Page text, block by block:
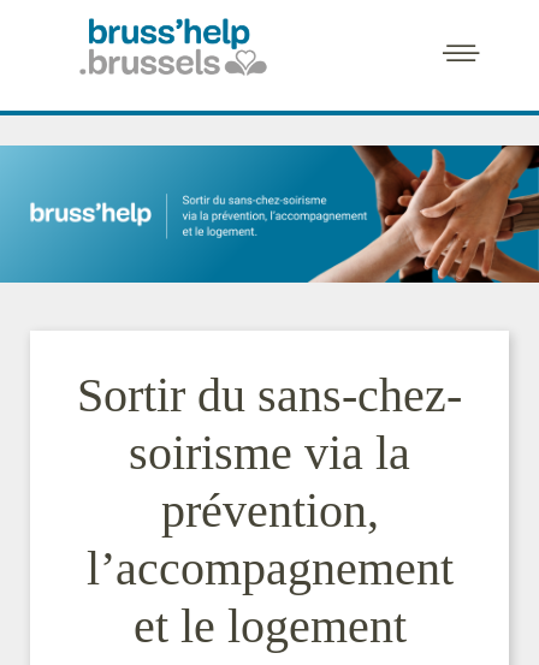
Sortir du sans-chez-
soirisme via la
prévention,
l’accompagnement
et le logement